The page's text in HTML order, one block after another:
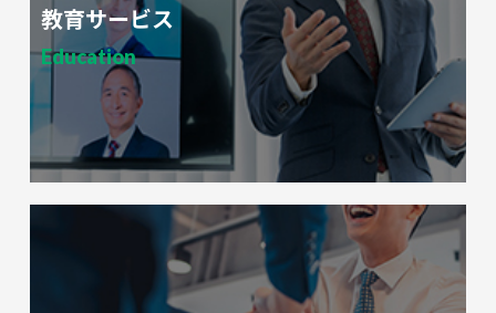
教育サービス
Education